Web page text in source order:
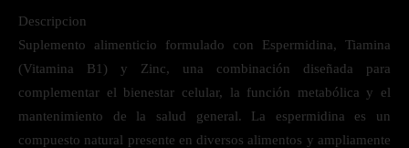
Descripcion
Suplemento alimenticio formulado con Espermidina, Tiamina
(Vitamina B1) y Zinc, una combinación diseñada para
complementar el bienestar celular, la función metabólica y el
mantenimiento de la salud general. La espermidina es un
compuesto natural presente en diversos alimentos y ampliamente